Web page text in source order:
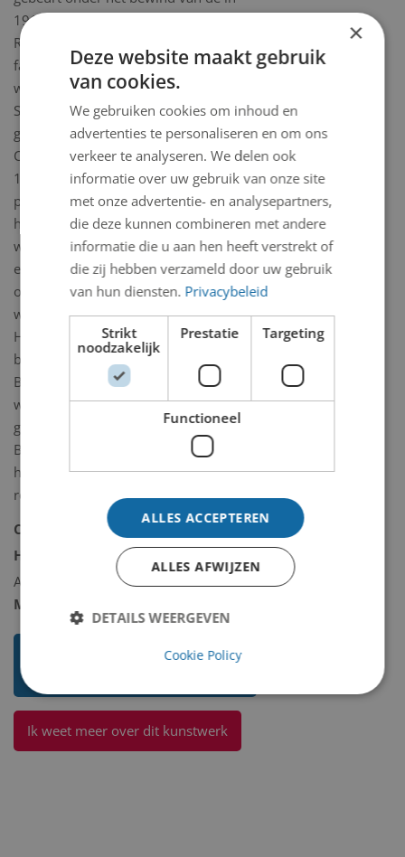
1919 benoemde burgemeester Gerrit
Rijkens. Tussen het overlijden van de
familie Wüste en de Tweede
wereldoorlog (1940-'45) is Huize
Spaarnberg helaas ernstig in verval
geraakt. Uiteindelijk koopt de Sint
Charles Stichting der Witte Paters in
1949 het vervallen monumentale
pand. Roos en Beek: in 1879 worden
herenhuis en koepel gesloopt. In 1880
wordt op de plek van het herenhuis
een nieuwe huis gebouwd. Deze krijgt
ook de naam Roos en Beek. In 1884
wordt Justus Rudolf Wüste eigenaar.
Hij laat op het terrein een fabriek
bouwen, waarin het Hollands
Bijenpark wordt gevestigd. In 1903
wordt het verkocht en de fabriek
gesloopt. In 1944 wordt villa Roos en
Beek door de Duitsers opgeblazen in
het kader van de verdedigingslinie
rondom Velsen/IJmuiden.
Collectie:
Historische collectie
Historische collectie omschrijving:
Andere/diversen
Model 2D/3D:
Toon mij meer werken van Niet
Ik weet meer over dit kunstwerk
×
Deze website maakt gebruik
van cookies.
We gebruiken cookies om inhoud en
advertenties te personaliseren en om ons
verkeer te analyseren. We delen ook
informatie over uw gebruik van onze site
met onze advertentie- en analysepartners,
die deze kunnen combineren met andere
informatie die u aan hen heeft verstrekt of
die zij hebben verzameld door uw gebruik
van hun diensten. Privacybeleid
Strikt
noodzakelijk
Prestatie Targeting
Functioneel
ALLES ACCEPTEREN
ALLES AFWIJZEN
DETAILS WEERGEVEN
Cookie Policy